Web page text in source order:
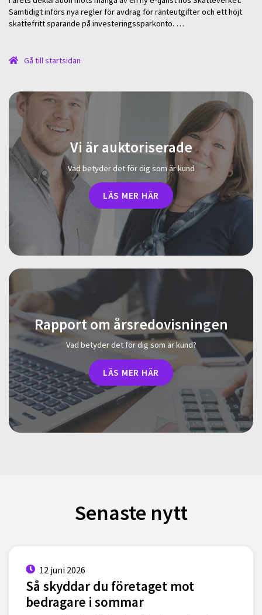
Samtidigt införs nya regler för avdrag för ränteutgifter och ett höjt
skattefritt sparande på investeringssparkonto. …
Gå till startsidan
Vi är auktoriserade
Vad betyder det för dig som är kund
LÄS MER HÄR
Rapport om årsredovisningen
Vad betyder det för dig som är kund?
LÄS MER HÄR
Senaste nytt
12 juni 2026
Så skyddar du företaget mot
bedragare i sommar